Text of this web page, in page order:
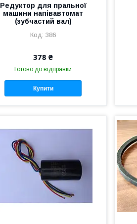
Редуктор для пральної
машини напівавтомат
(зубчастий вал)
386
378 ₴
Готово до відправки
Купити